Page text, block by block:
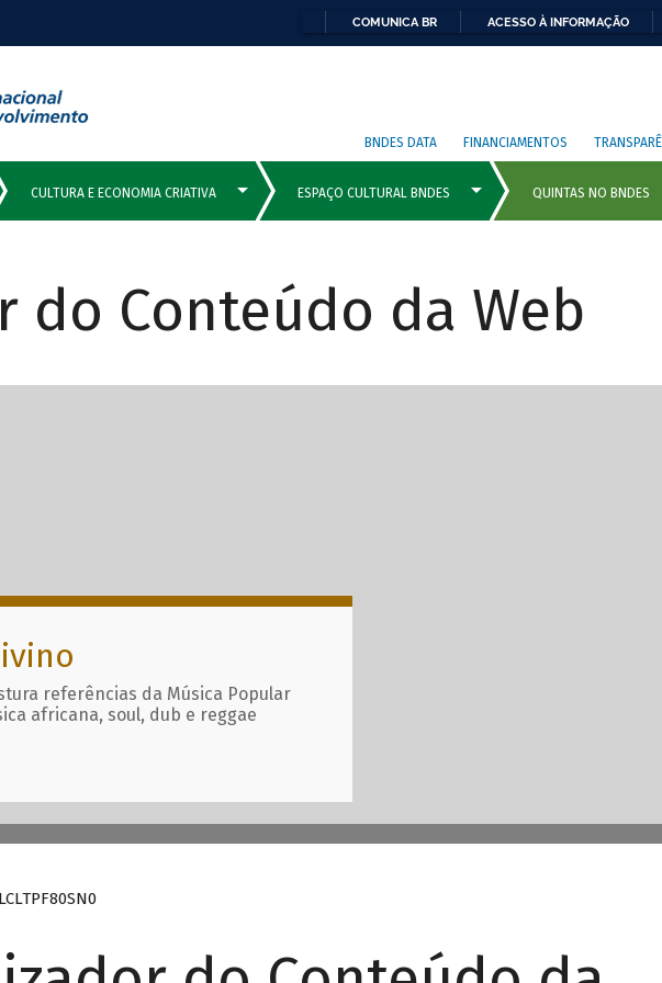
COMUNICA BR ACESSO À INFORMAÇÃO
BNDES DATA FINANCIAMENTOS
do Conteúdo da Web
Principais com
referências da Música Popular
africana, soul, dub e reggae